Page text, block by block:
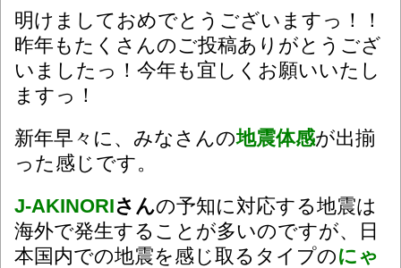
明けましておめでとうございますっ！！
昨年もたくさんのご投稿ありがとうござ
いましたっ！今年も宜しくお願いいたし
ますっ！
新年早々に、みなさんの地震体感が出揃
った感じです。
J-AKINORIさんの予知に対応する地震は
海外で発生することが多いのですが、日
本国内での地震を感じ取るタイプのにゃ